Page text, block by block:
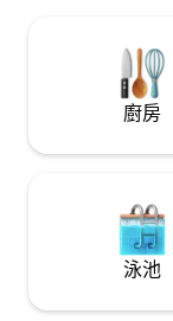
廚房
泳池